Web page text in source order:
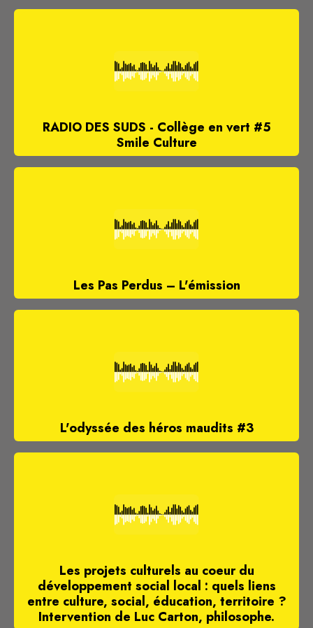
RADIO DES SUDS - Collège en vert #5
Smile Culture
Les Pas Perdus – L'émission
L'odyssée des héros maudits #3
Les projets culturels au coeur du
développement social local : quels liens
entre culture, social, éducation, territoire ?
Intervention de Luc Carton, philosophe.